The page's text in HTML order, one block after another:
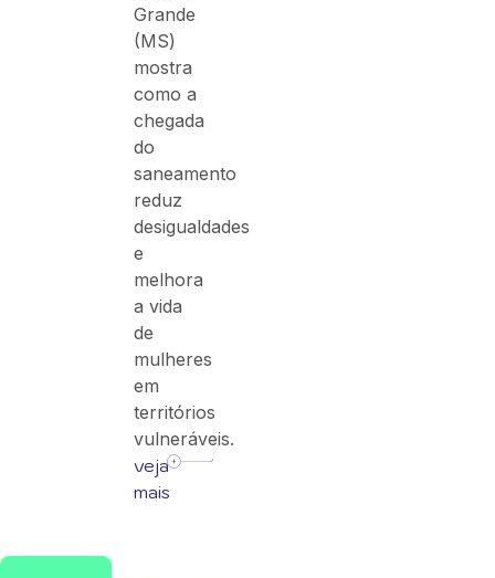
Grande
(MS)
mostra
como a
chegada
do
saneamento
reduz
desigualdades
e
melhora
a vida
de
mulheres
em
territórios
vulneráveis.
veja
mais